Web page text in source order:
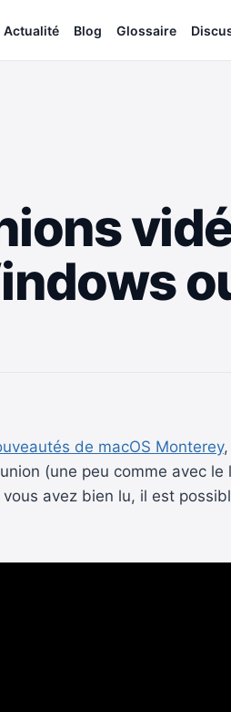
Actualité Blog Glossaire
de macOS Monterey
(une peu comme avec
vous avez bien lu, il est